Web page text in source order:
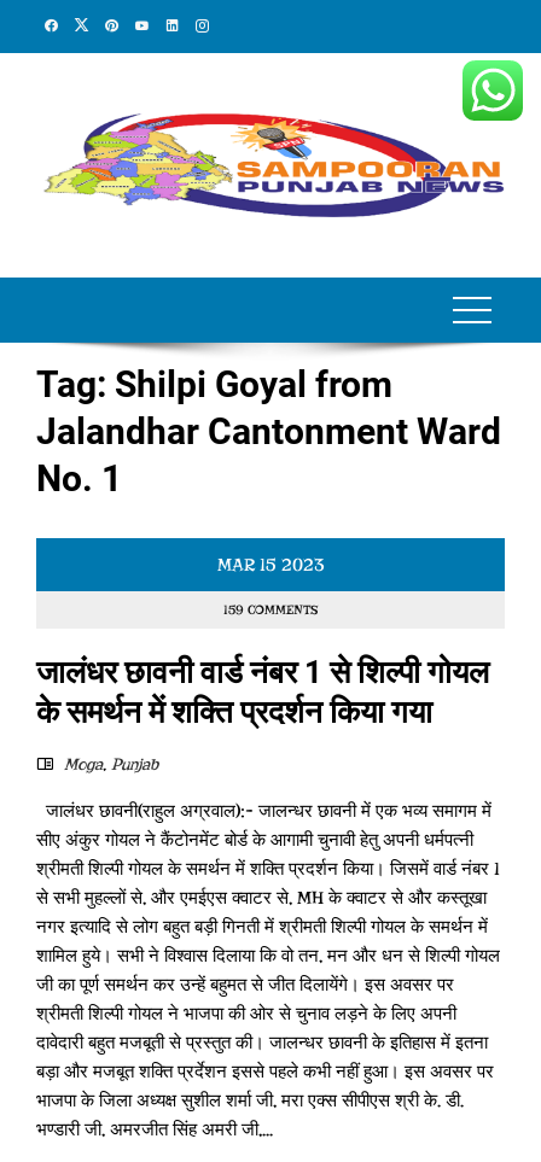
Tag: Shilpi Goyal from
Jalandhar Cantonment Ward
No. 1
MAR 15 2023
159 COMMENTS
जालंधर छावनी वार्ड नंबर 1 से शिल्पी गोयल
के समर्थन में शक्ति प्रदर्शन किया गया
Moga, Punjab
जालंधर छावनी(राहुल अग्रवाल):- जालन्धर छावनी में एक भव्य समागम में
सीए अंकुर गोयल ने कैंटोनमेंट बोर्ड के आगामी चुनावी हेतु अपनी धर्मपत्नी
श्रीमती शिल्पी गोयल के समर्थन में शक्ति प्रदर्शन किया। जिसमें वार्ड नंबर 1
से सभी मुहल्लों से, और एमईएस क्वाटर से, MH के क्वाटर से और कस्तूखा
नगर इत्यादि से लोग बहुत बड़ी गिनती में श्रीमती शिल्पी गोयल के समर्थन में
शामिल हुये। सभी ने विश्वास दिलाया कि वो तन, मन और धन से शिल्पी गोयल
जी का पूर्ण समर्थन कर उन्हें बहुमत से जीत दिलायेंगे। इस अवसर पर
श्रीमती शिल्पी गोयल ने भाजपा की ओर से चुनाव लड़ने के लिए अपनी
दावेदारी बहुत मजबूती से प्रस्तुत की। जालन्धर छावनी के इतिहास में इतना
बड़ा और मजबूत शक्ति प्रर्देशन इससे पहले कभी नहीं हुआ। इस अवसर पर
भाजपा के जिला अध्यक्ष सुशील शर्मा जी, मरा एक्स सीपीएस श्री के. डी.
भण्डारी जी, अमरजीत सिंह अमरी जी,...